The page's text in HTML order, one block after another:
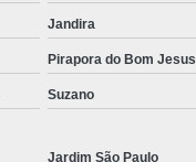
Jandira
Pirapora do Bom Jesus
Suzano
Jardim São Paulo